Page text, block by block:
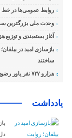
روابط عمومی‌ها در خط
وحدت ملی بزرگترین
آغاز بسته‌بندی و
بازسازی امید در
ساختند
هزارو ۷۳۷ نفر یاور رضوی در استان البرز فعال هستند
یادداشت